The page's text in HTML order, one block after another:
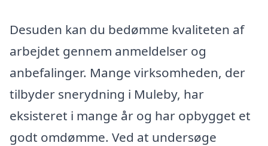
Desuden kan du bedømme kvaliteten af
arbejdet gennem anmeldelser og
anbefalinger. Mange virksomheden, der
tilbyder snerydning i Muleby, har
eksisteret i mange år og har opbygget et
godt omdømme. Ved at undersøge